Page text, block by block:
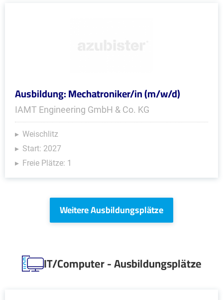
Ausbildung: Mechatroniker/in (m/w/d)
IAMT Engineering GmbH & Co. KG
Weischlitz
Start: 2027
Freie Plätze: 1
Weitere Ausbildungsplätze
IT/Computer - Ausbildungsplätze